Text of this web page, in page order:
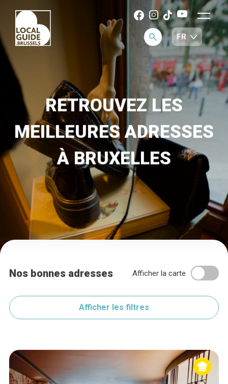
RETROUVEZ LES
MEILLEURES ADRESSES
À BRUXELLES
Nos bonnes adresses Afficher la carte
Afficher les filtres